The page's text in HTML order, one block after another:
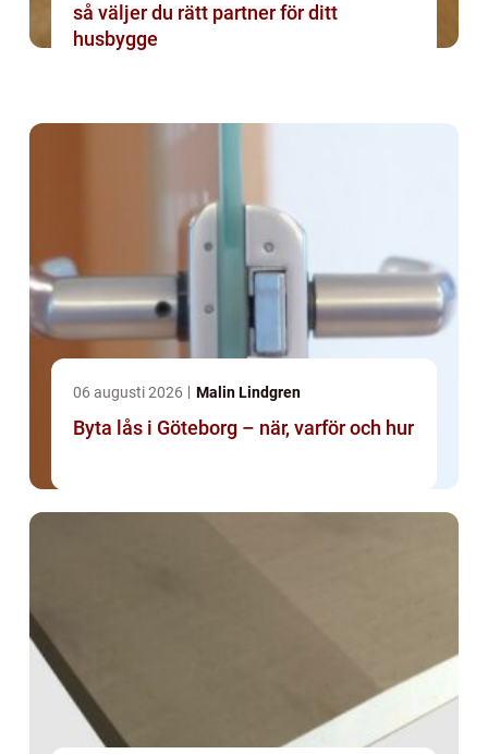
så väljer du rätt partner för ditt
husbygge
06 augusti 2026 Malin Lindgren
Byta lås i Göteborg – när, varför och hur